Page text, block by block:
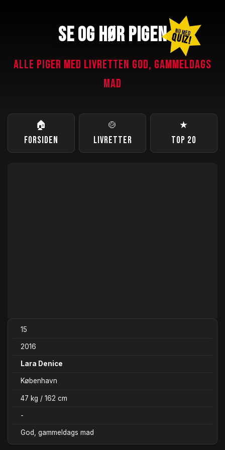
SE OG HØR PIGEN NU MED
QUIZ!
ALLE PIGER MED LIVRETTEN GOD, GAMMELDAGS
MAD
🏠
FORSIDEN
🍲
LIVRETTER
★
TOP 20
15
2016
Lara Denice
København
47 kg / 162 cm
-
God, gammeldags mad